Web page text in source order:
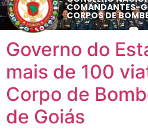
COMANDANTES-
CORPOS DE
Governo do
mais de 100
Corpo de
de Goiás